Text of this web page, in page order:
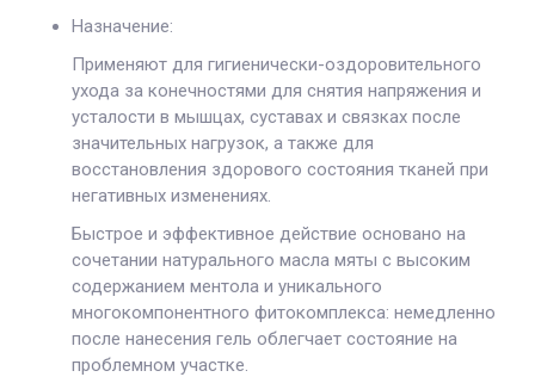
Назначение:
Применяют для гигиенически-оздоровительного
ухода за конечностями для снятия напряжения и
усталости в мышцах, суставах и связках после
значительных нагрузок, а также для
восстановления здорового состояния тканей при
негативных изменениях.
Быстрое и эффективное действие основано на
сочетании натурального масла мяты с высоким
содержанием ментола и уникального
многокомпонентного фитокомплекса: немедленно
после нанесения гель облегчает состояние на
проблемном участке.